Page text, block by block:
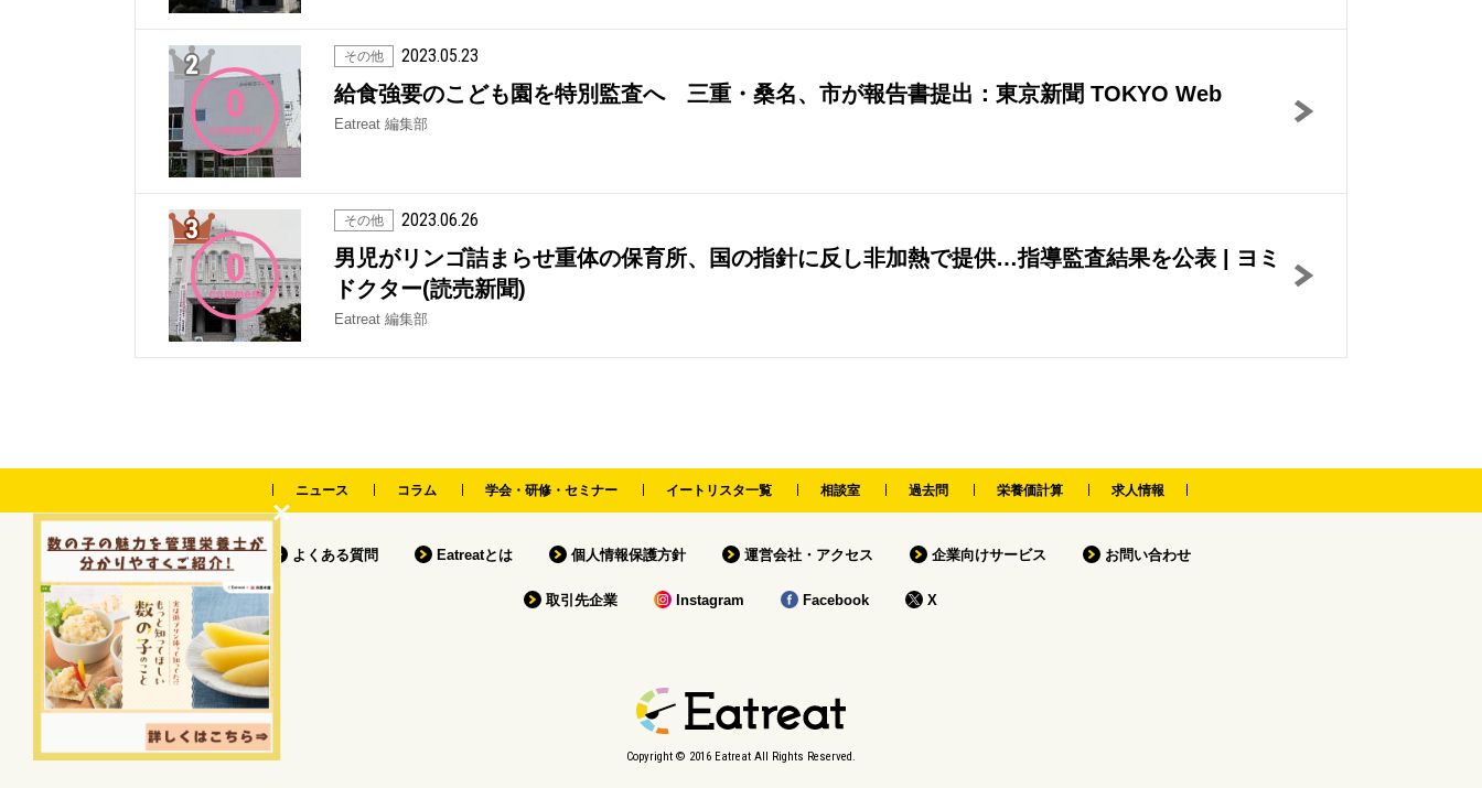
0
comment
その他 2023.05.23
給食強要のこども園を特別監査へ 三重・桑名、市が報告書提出：東京新聞 TOKYO Web
Eatreat 編集部
0
comment
その他 2023.06.26
男児がリンゴ詰まらせ重体の保育所、国の指針に反し非加熱で提供…指導監査結果を公表 | ヨミ
ドクター(読売新聞)
Eatreat 編集部
ニュース コラム 学会・研修・セミナー イートリスタ一覧 相談室 過去問 栄養価計算 求人情報
よくある質問 Eatreatとは 個人情報保護方針 運営会社・アクセス 企業向けサービス お問い合わせ
取引先企業 Instagram Facebook X
Copyright © 2016 Eatreat All Rights Reserved.